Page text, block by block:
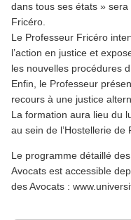
dans tous ses états »
Fricéro.
Le Professeur Fricéro
l’action en justice et
les nouvelles procédures
Enfin, le Professeur
recours à une justice
La formation aura lieu du
au sein de l’Hostellerie
Le programme détaillé
Avocats est accessible
des Avocats :